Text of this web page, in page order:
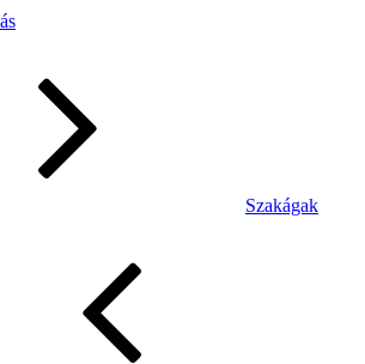
Szakágak